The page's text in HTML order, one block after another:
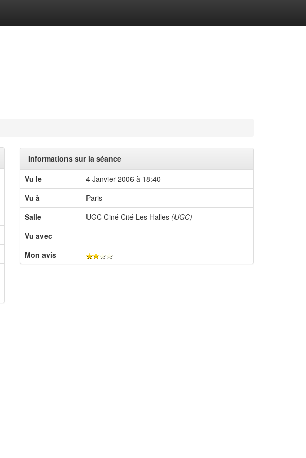
Informations sur la séance
Vu le
4 Janvier 2006 à 18:40
Vu à
Paris
Salle
UGC Ciné Cité Les Halles (UGC)
Vu avec
Mon avis